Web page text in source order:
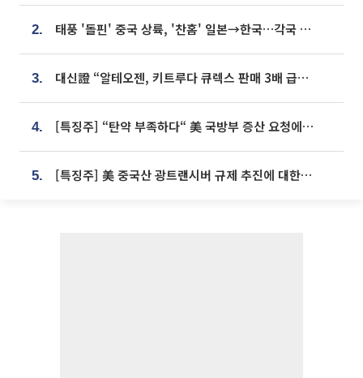
2. 태풍 '돌핀' 중국 상륙, '찬홈' 일본→한국…각국 기상청 예상 경로는?
3. 대신證 “알테오젠, 키트루다 큐렉스 판매 3배 급증…목표가 41만원 상향”
4. [특징주] “탄약 부족하다“ 美 국방부 증산 요청에⋯국내 방산주 급등세
5. [특징주] 美 중국산 광트랜시버 규제 추진에 대한광통신 등 광통신株 강세